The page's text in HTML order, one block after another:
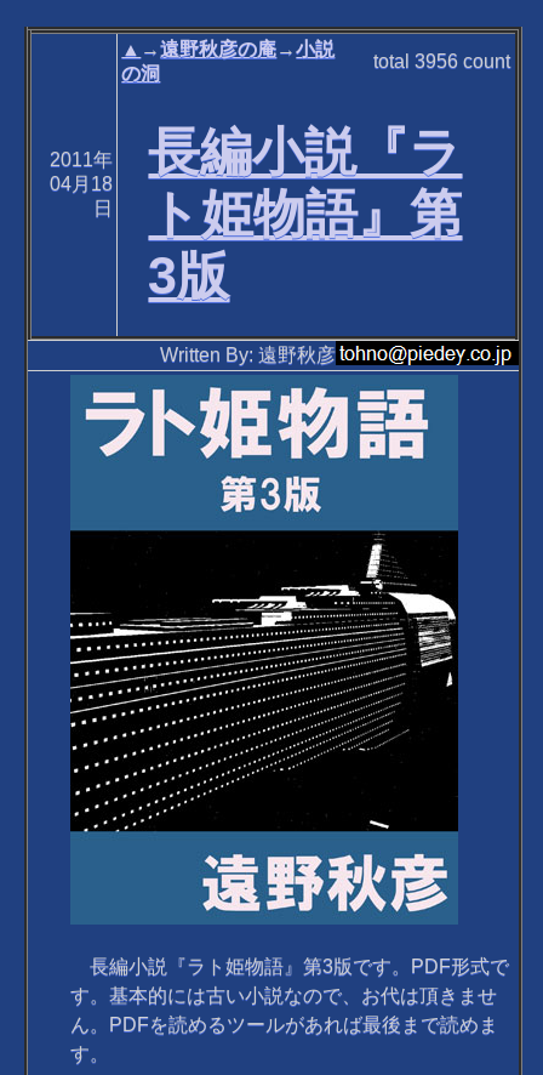
2011年
04月18
日
▲ →遠野秋彦の庵→小説
の洞
total3956 count
長編小説『ラ
ト姫物語』第
3版
Written By: 遠野秋彦
長編小説『ラト姫物語』第3版です。PDF形式で
す。基本的には古い小説なので、お代は頂きませ
ん。PDFを読めるツールがあれば最後まで読めま
す。